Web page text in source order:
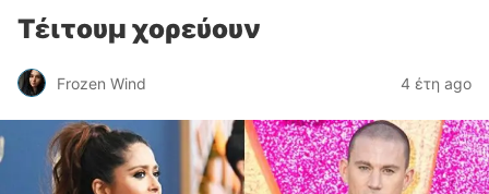
Τέιτουμ χορεύουν
Frozen Wind 4 έτη ago